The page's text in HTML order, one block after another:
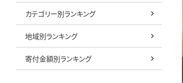
カテゴリー別ランキング
地域別ランキング
寄付金額別ランキング